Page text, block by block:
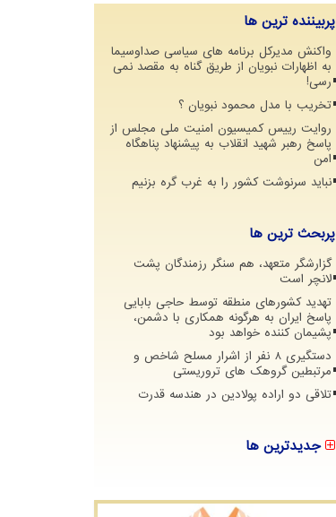
پربیننده ترین ها
واکنش مدیرکل برنامه های سیاسی صداوسیما
به اظهارات نبویان از طریق گناه به مقصد نمی
رسی!
تخریب با مدل محمود نبویان ؟
روایت رییس کمیسیون امنیت ملی مجلس از
پاسخ رهبر شهید انقلاب به پیشنهاد پناهگاه
امن
نباید سرنوشت کشور را به غرب گره بزنیم
پربحث ترین ها
گزارشگر متعهد، هم سنگر رزمندگان پشت
لانچر است
تهدید کشورهای منطقه توسط حاجی بابایی
پاسخ ایران به هرگونه همکاری با دشمن،
پشیمان کننده خواهد بود
دستگیری 8 نفر از اشرار مسلح شاخص و
مرتبطین گروهک های تروریستی
تلاقی دو اراده پولادین در هندسه قدرت
جدیدترین ها